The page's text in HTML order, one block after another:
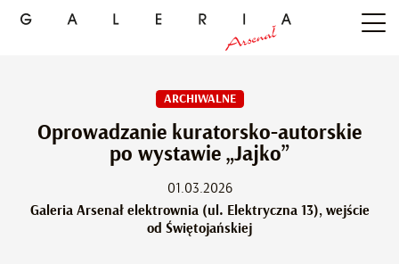
ARCHIWALNE
Oprowadzanie kuratorsko-autorskie
po wystawie „Jajko”
01.03.2026
Galeria Arsenał elektrownia (ul. Elektryczna 13), wejście
od Świętojańskiej